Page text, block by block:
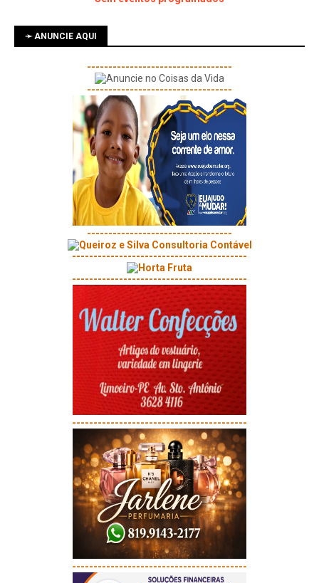
➛ ANUNCIE AQUI
----------------------------------
----------------------------------
----------------------------------
-----------------------------------------
-----------------------------------------
-----------------------------------------
-----------------------------------------